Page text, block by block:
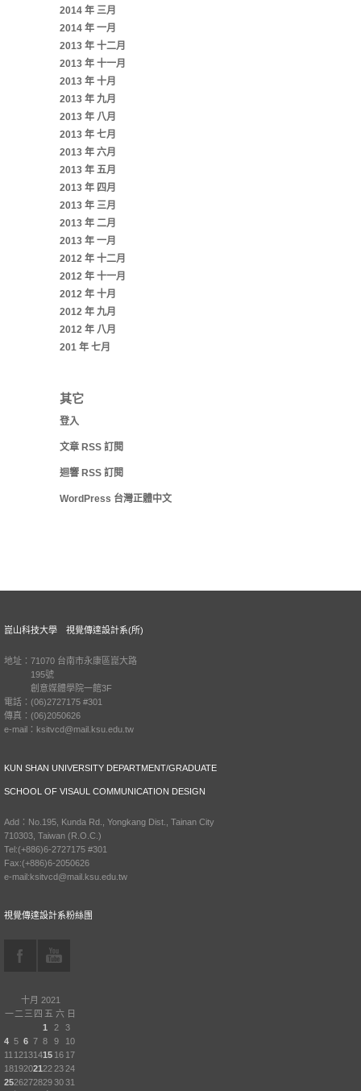
2014 年 三月
2014 年 一月
2013 年 十二月
2013 年 十一月
2013 年 十月
2013 年 九月
2013 年 八月
2013 年 七月
2013 年 六月
2013 年 五月
2013 年 四月
2013 年 三月
2013 年 二月
2013 年 一月
2012 年 十二月
2012 年 十一月
2012 年 十月
2012 年 九月
2012 年 八月
201 年 七月
其它
登入
文章 RSS 訂閱
迴響 RSS 訂閱
WordPress 台灣正體中文
崑山科技大學 視覺傳達設計系(所)
地址：71070 台南市永康區崑大路
195號
創意媒體學院一館3F
電話：(06)2727175 #301
傳真：(06)2050626
e-mail：ksitvcd@mail.ksu.edu.tw
KUN SHAN UNIVERSITY DEPARTMENT/GRADUATE
SCHOOL OF VISAUL COMMUNICATION DESIGN
Add：No.195, Kunda Rd., Yongkang Dist., Tainan City
710303, Taiwan (R.O.C.)
Tel:(+886)6-2727175 #301
Fax:(+886)6-2050626
e-mail:ksitvcd@mail.ksu.edu.tw
視覺傳達設計系粉絲團
十月 2021
一 二 三 四 五 六 日
1
2
3
4 5 6 7 8 9
10
11 12131415 16 17
1819202122 23 24
25262728293031